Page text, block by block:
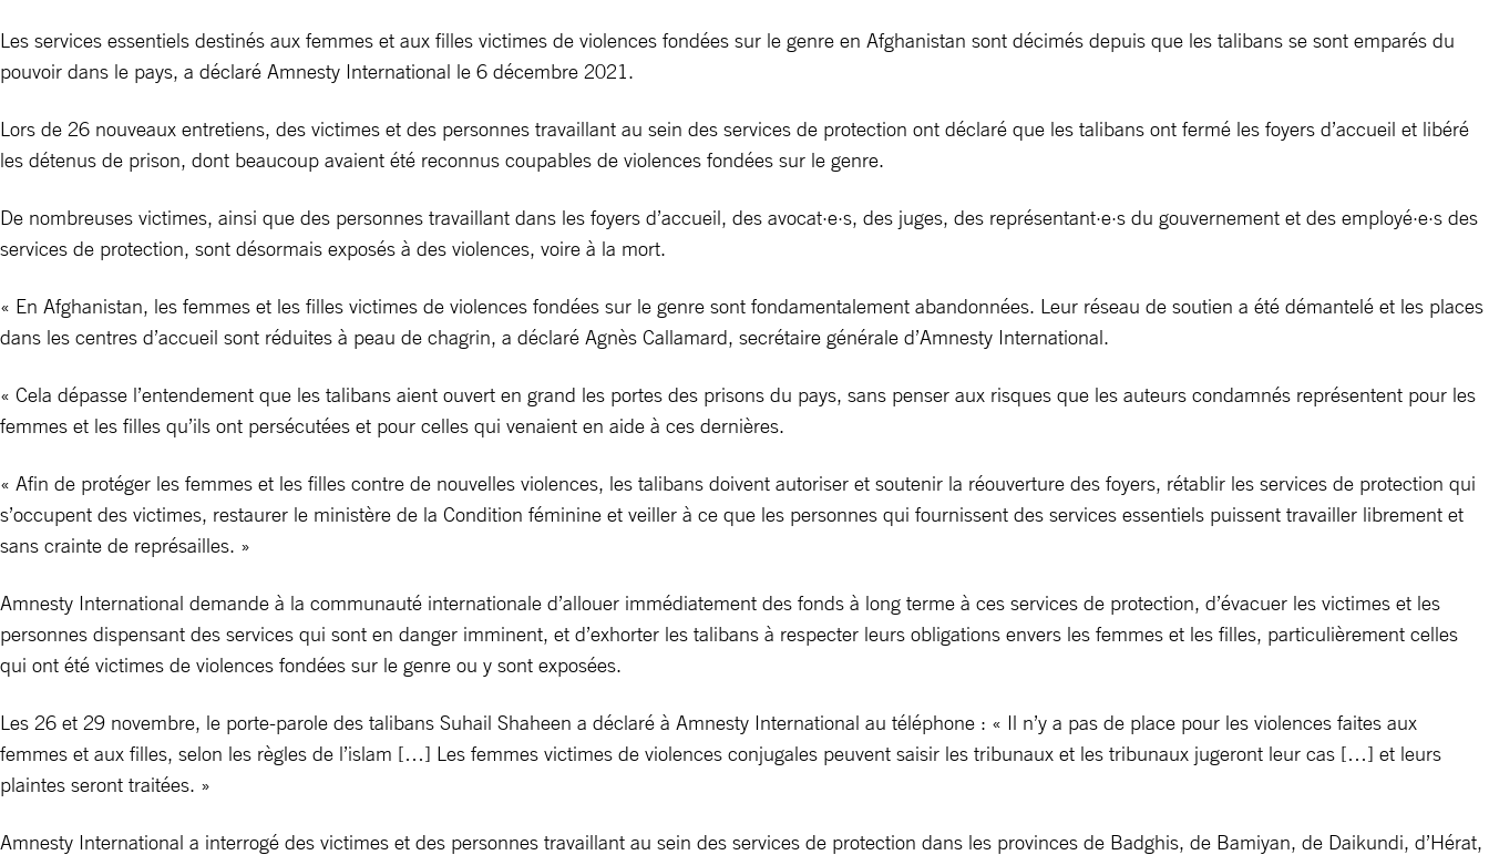
Les services essentiels destinés aux femmes et aux filles victimes de violences fondées sur le genre en Afghanistan sont décimés depuis que les talibans se sont emparés du
pouvoir dans le pays, a déclaré Amnesty International le 6 décembre 2021.
Lors de 26 nouveaux entretiens, des victimes et des personnes travaillant au sein des services de protection ont déclaré que les talibans ont fermé les foyers d’accueil et libéré
les détenus de prison, dont beaucoup avaient été reconnus coupables de violences fondées sur le genre.
De nombreuses victimes, ainsi que des personnes travaillant dans les foyers d’accueil, des avocat·e·s, des juges, des représentant·e·s du gouvernement et des employé·e·s des
services de protection, sont désormais exposés à des violences, voire à la mort.
« En Afghanistan, les femmes et les filles victimes de violences fondées sur le genre sont fondamentalement abandonnées. Leur réseau de soutien a été démantelé et les places
dans les centres d’accueil sont réduites à peau de chagrin, a déclaré Agnès Callamard, secrétaire générale d’Amnesty International.
« Cela dépasse l’entendement que les talibans aient ouvert en grand les portes des prisons du pays, sans penser aux risques que les auteurs condamnés représentent pour les
femmes et les filles qu’ils ont persécutées et pour celles qui venaient en aide à ces dernières.
« Afin de protéger les femmes et les filles contre de nouvelles violences, les talibans doivent autoriser et soutenir la réouverture des foyers, rétablir les services de protection qui
s’occupent des victimes, restaurer le ministère de la Condition féminine et veiller à ce que les personnes qui fournissent des services essentiels puissent travailler librement et
sans crainte de représailles. »
Amnesty International demande à la communauté internationale d’allouer immédiatement des fonds à long terme à ces services de protection, d’évacuer les victimes et les
personnes dispensant des services qui sont en danger imminent, et d’exhorter les talibans à respecter leurs obligations envers les femmes et les filles, particulièrement celles
qui ont été victimes de violences fondées sur le genre ou y sont exposées.
Les 26 et 29 novembre, le porte-parole des talibans Suhail Shaheen a déclaré à Amnesty International au téléphone : « Il n’y a pas de place pour les violences faites aux
femmes et aux filles, selon les règles de l’islam […] Les femmes victimes de violences conjugales peuvent saisir les tribunaux et les tribunaux jugeront leur cas […] et leurs
plaintes seront traitées. »
Amnesty International a interrogé des victimes et des personnes travaillant au sein des services de protection dans les provinces de Badghis, de Bamiyan, de Daikundi, d’Hérat,